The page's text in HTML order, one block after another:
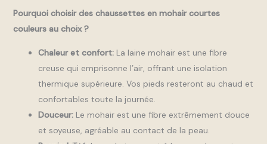
Pourquoi choisir des chaussettes en mohair courtes
couleurs au choix ?
Chaleur et confort:La laine mohair est une fibre
creuse qui emprisonne l’air, offrant une isolation
thermique supérieure. Vos pieds resteront au chaud et
confortables toute la journée.
Douceur:Le mohair est une fibre extrêmement douce
et soyeuse, agréable au contact de la peau.